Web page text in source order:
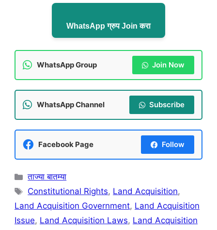
WhatsApp ग्रुप Join करा
WhatsApp Group Join Now
WhatsApp Channel Subscribe
Facebook Page Follow
Categories
ताज्या बातम्या
Tags
Constitutional Rights, Land Acquisition,
Land Acquisition Government, Land Acquisition
Issue, Land Acquisition Laws, Land Acquisition